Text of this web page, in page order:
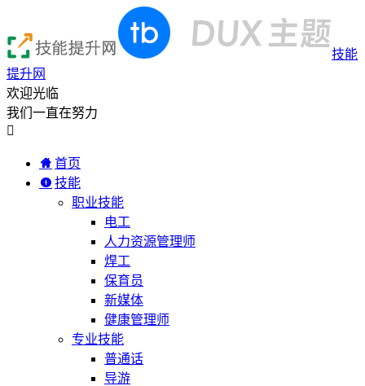
技能
提升网
欢迎光临
我们一直在努力

首页
技能
职业技能
电工
人力资源管理师
焊工
保育员
新媒体
健康管理师
专业技能
普通话
导游